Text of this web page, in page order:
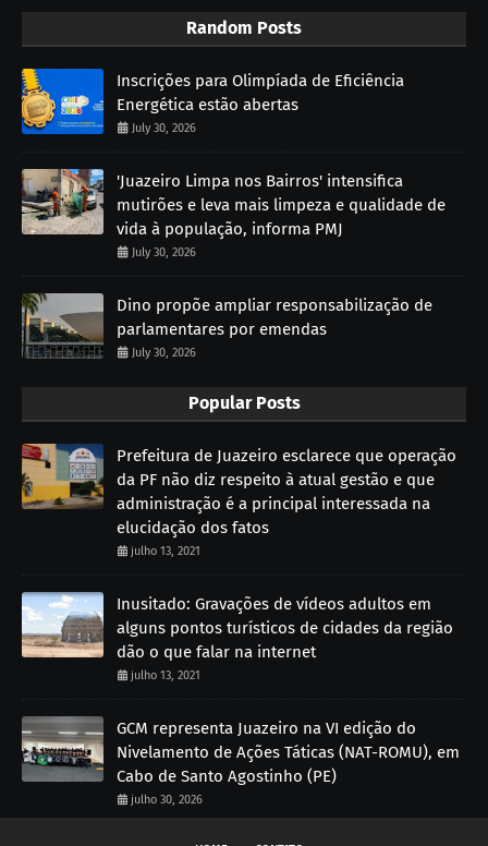
Random Posts
Inscrições para Olimpíada de Eficiência
Energética estão abertas
July 30, 2026
'Juazeiro Limpa nos Bairros' intensifica
mutirões e leva mais limpeza e qualidade de
vida à população, informa PMJ
July 30, 2026
Dino propõe ampliar responsabilização de
parlamentares por emendas
July 30, 2026
Popular Posts
Prefeitura de Juazeiro esclarece que operação
da PF não diz respeito à atual gestão e que
administração é a principal interessada na
elucidação dos fatos
julho 13, 2021
Inusitado: Gravações de vídeos adultos em
alguns pontos turísticos de cidades da região
dão o que falar na internet
julho 13, 2021
GCM representa Juazeiro na VI edição do
Nivelamento de Ações Táticas (NAT-ROMU), em
Cabo de Santo Agostinho (PE)
julho 30, 2026